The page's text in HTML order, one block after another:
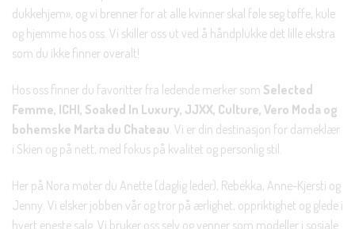
dukkehjem», og vi brenner for at alle kvinner skal føle seg tøffe, kule
og hjemme hos oss. Vi skiller oss ut ved å håndplukke det lille ekstra
som du ikke finner overalt!
Hos oss finner du favoritter fra ledende merker som Selected
Femme, ICHI, Soaked In Luxury, JJXX, Culture, Vero Moda og
bohemske Marta du Chateau . Vi er din destinasjon for dameklær
i Skien og på nett, med fokus på kvalitet og personlig stil.
Her på Nora møter du Anette (daglig leder), Rebekka, Anne-Kjersti og
Jenny. Vi elsker jobben vår og tror på ærlighet, oppriktighet og glede i
hvert eneste salg. Vi bruker oss selv og venner som modeller i sosiale